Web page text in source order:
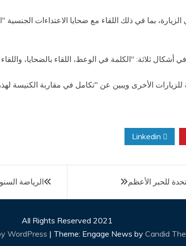
بما في ذلك اللقاء مع ضحايا الاعتداءات
أشكال ثلاثة: "الكلمة في الوعظ، اللقاء بالضحايا،
الأخرى ويبين عن "تكامل في مقاربة الكنيسة
الرياضة للحبر الأعظم
All Rights Reserved 2021
WordPress | Theme: Engage News by Candid